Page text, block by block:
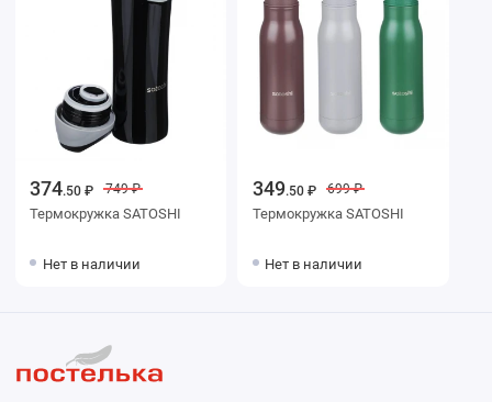
374.50 ₽ 749 ₽
Термокружка SATOSHI
Нет в наличии
349.50 ₽ 699 ₽
Термокружка SATOSHI
Нет в наличии